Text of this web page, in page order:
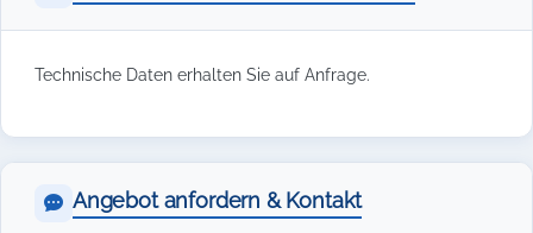
Technische Daten erhalten Sie auf Anfrage.
Angebot anfordern & Kontakt